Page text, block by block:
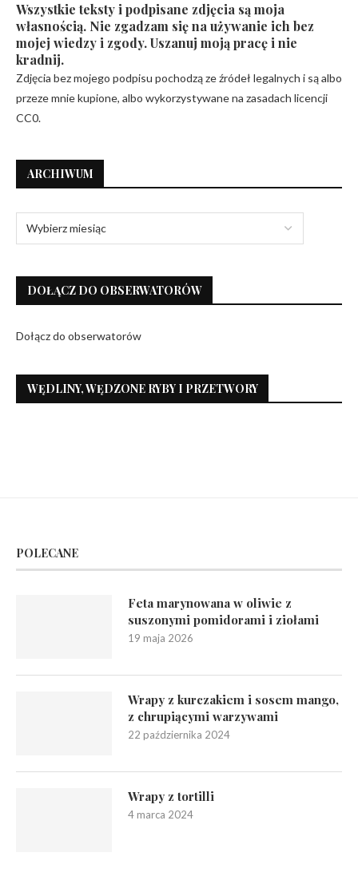
Wszystkie teksty i podpisane zdjęcia są moja
własnością. Nie zgadzam się na używanie ich bez
mojej wiedzy i zgody. Uszanuj moją pracę i nie
kradnij.
Zdjęcia bez mojego podpisu pochodzą ze źródeł legalnych i są albo
przeze mnie kupione, albo wykorzystywane na zasadach licencji
CC0.
ARCHIWUM
DOŁĄCZ DO OBSERWATORÓW
Dołącz do obserwatorów
WĘDLINY, WĘDZONE RYBY I PRZETWORY
POLECANE
Feta marynowana w oliwie z
suszonymi pomidorami i ziołami
19 maja 2026
Wrapy z kurczakiem i sosem mango,
z chrupiącymi warzywami
22 października 2024
Wrapy z tortilli
4 marca 2024